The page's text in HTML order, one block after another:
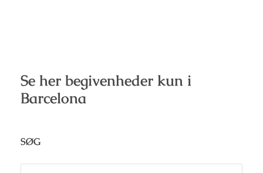
Se her begivenheder kun i
Barcelona
SØG